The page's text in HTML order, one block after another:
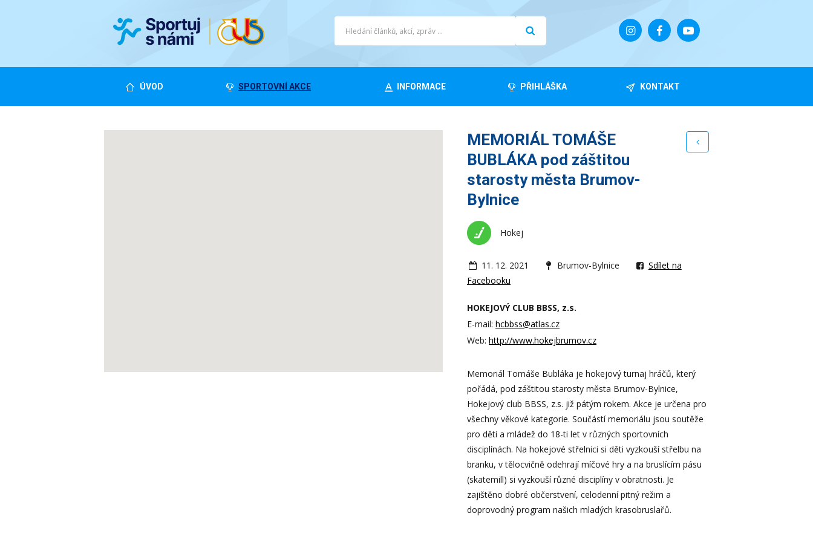
ÚVOD SPORTOVNÍ AKCE INFORMACE PŘIHLÁŠKA KONTAKT
MEMORIÁL TOMÁŠE
BUBLÁKA pod záštitou
starosty města Brumov-
Bylnice
Hokej
11. 12. 2021 Brumov-Bylnice
Sdílet na
Facebooku
HOKEJOVÝ CLUB BBSS, z.s.
E-mail: hcbbss@atlas.cz
Web: http://www.hokejbrumov.cz
Memoriál Tomáše Bubláka je hokejový turnaj hráčů, který
pořádá, pod záštitou starosty města Brumov-Bylnice,
Hokejový club BBSS, z.s. již pátým rokem. Akce je určena pro
všechny věkové kategorie. Součástí memoriálu jsou soutěže
pro děti a mládež do 18-ti let v různých sportovních
disciplínách. Na hokejové střelnici si děti vyzkouší střelbu na
branku, v tělocvičně odehrají míčové hry a na bruslícím pásu
(skatemill) si vyzkouší různé disciplíny v obratnosti. Je
zajištěno dobré občerstvení, celodenní pitný režim a
doprovodný program našich mladých krasobruslařů.